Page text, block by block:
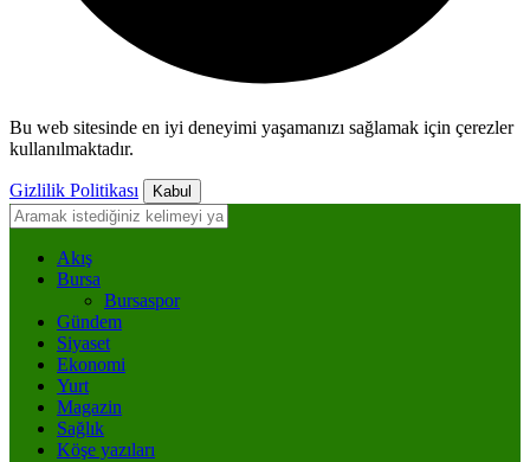
Bu web sitesinde en iyi deneyimi yaşamanızı sağlamak için çerezler
kullanılmaktadır.
Gizlilik Politikası Kabul
Akış
Bursa
Bursaspor
Gündem
Siyaset
Ekonomi
Yurt
Magazin
Sağlık
Köşe yazıları